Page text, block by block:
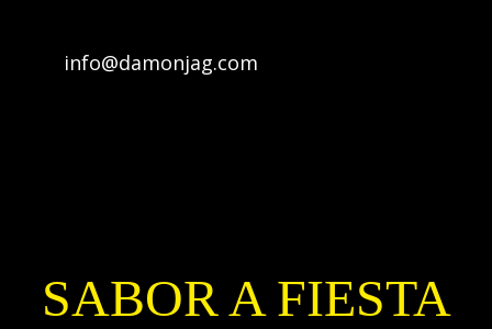
info@damonjag.com
SABOR A FIESTA